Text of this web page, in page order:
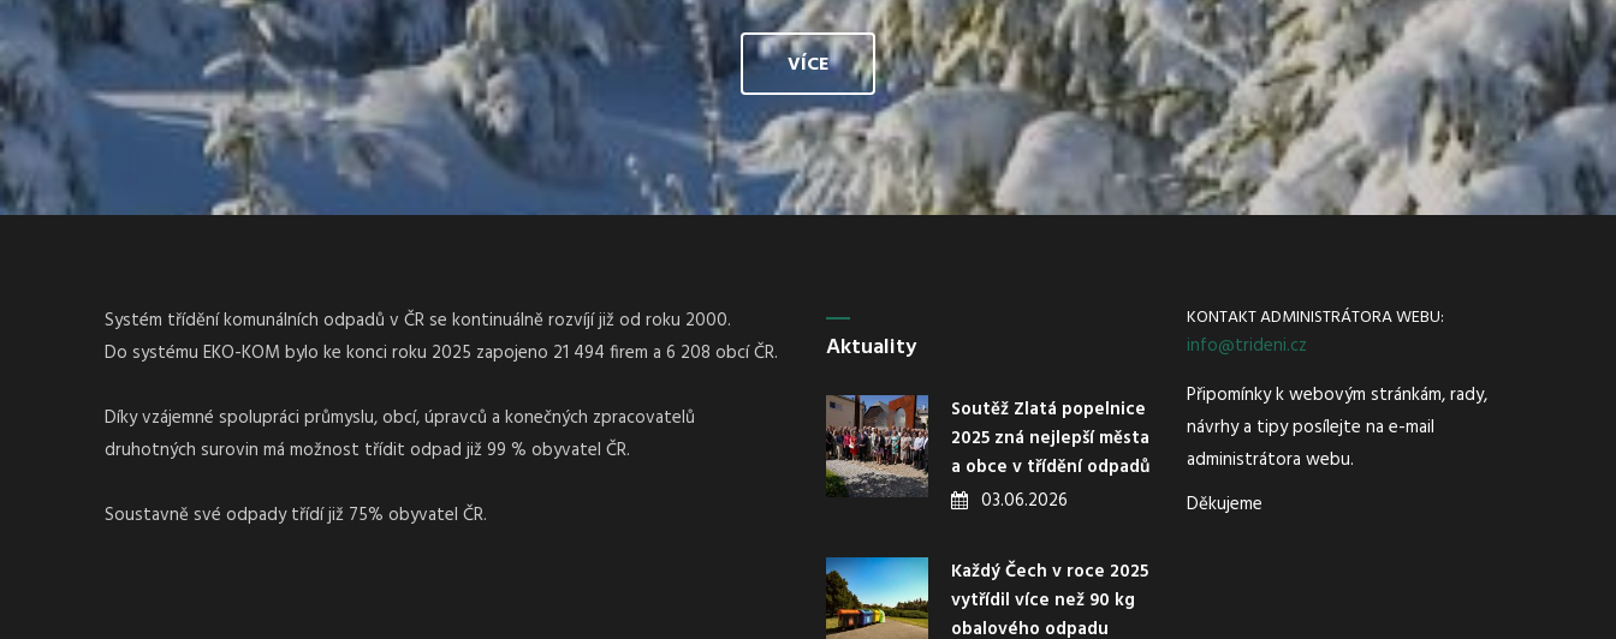
VÍCE
Systém třídění komunálních odpadů v ČR se kontinuálně rozvíjí již od roku 2000.
Do systému EKO-KOM bylo ke konci roku 2025 zapojeno 21 494 firem a 6 208 obcí ČR.
Díky vzájemné spolupráci průmyslu, obcí, úpravců a konečných zpracovatelů
druhotných surovin má možnost třídit odpad již 99 % obyvatel ČR.
Soustavně své odpady třídí již 75% obyvatel ČR.
Aktuality
Soutěž Zlatá popelnice
2025 zná nejlepší města
a obce v třídění odpadů
03.06.2026
Každý Čech v roce 2025
vytřídil více než 90 kg
obalového odpadu
KONTAKT ADMINISTRÁTORA WEBU:
info@trideni.cz
Připomínky k webovým stránkám, rady,
návrhy a tipy posílejte na e-mail
administrátora webu.
Děkujeme